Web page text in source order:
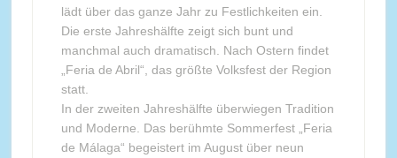
lädt über das ganze Jahr zu Festlichkeiten ein.
Die erste Jahreshälfte zeigt sich bunt und
manchmal auch dramatisch. Nach Ostern findet
„Feria de Abril“, das größte Volksfest der Region
statt.
In der zweiten Jahreshälfte überwiegen Tradition
und Moderne. Das berühmte Sommerfest „Feria
de Málaga“ begeistert im August über neun